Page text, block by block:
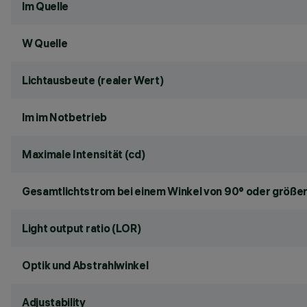
lm Quelle
W Quelle
Lichtausbeute (realer Wert)
lm im Notbetrieb
Maximale Intensität (cd)
Gesamtlichtstrom bei einem Winkel von 90° oder
Light output ratio (LOR)
Optik und Abstrahlwinkel
Adjustability